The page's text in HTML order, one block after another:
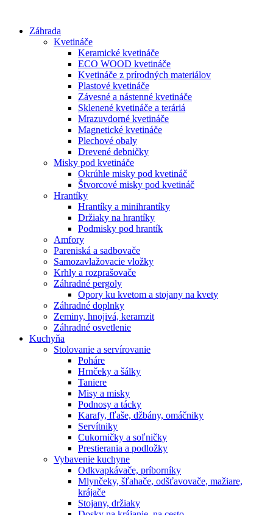
obsah
Záhrada
Kvetináče
Keramické kvetináče
ECO WOOD kvetináče
Kvetináče z prírodných materiálov
Plastové kvetináče
Závesné a nástenné kvetináče
Sklenené kvetináče a teráriá
Mrazuvdorné kvetináče
Magnetické kvetináče
Plechové obaly
Drevené debničky
Misky pod kvetináče
Okrúhle misky pod kvetináč
Štvorcové misky pod kvetináč
Hrantíky
Hrantíky a minihrantíky
Držiaky na hrantíky
Podmisky pod hrantík
Amfory
Pareniská a sadbovače
Samozavlažovacie vložky
Krhly a rozprašovače
Záhradné pergoly
Opory ku kvetom a stojany na kvety
Záhradné doplnky
Zeminy, hnojivá, keramzit
Záhradné osvetlenie
Kuchyňa
Stolovanie a servírovanie
Poháre
Hrnčeky a šálky
Taniere
Misy a misky
Podnosy a tácky
Karafy, fľaše, džbány, omáčniky
Servítniky
Cukorničky a soľničky
Prestierania a podložky
Vybavenie kuchyne
Odkvapkávače, príborníky
Mlynčeky, šľahače, odšťavovače, mažiare,
krájače
Stojany, držiaky